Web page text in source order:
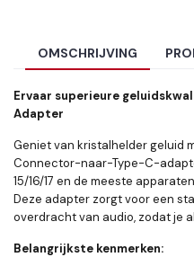
OMSCHRIJVING
Ervaar superieure
Adapter
Geniet van kristalhelder geluid
Connector-naar-Type-C-
15/16/17 en de meeste
Deze adapter zorgt voor een
overdracht van audio, zodat je
Belangrijkste kenmerken: